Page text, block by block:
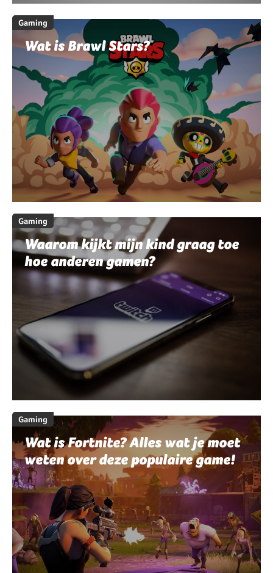
Gaming
Wat is Brawl Stars?
Gaming
Waarom kijkt mijn kind graag toe
hoe anderen gamen?
Gaming
Wat is Fortnite? Alles wat je moet
weten over deze populaire game!